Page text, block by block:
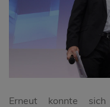
Erneut konnte